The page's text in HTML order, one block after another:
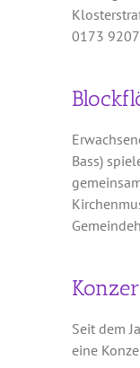
0173
Bass)
Seit dem
eine